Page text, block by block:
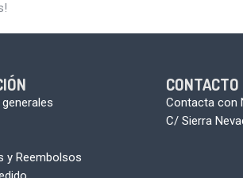
y Reembolsos
CONTACTO
Contacta con
C/ Sierra